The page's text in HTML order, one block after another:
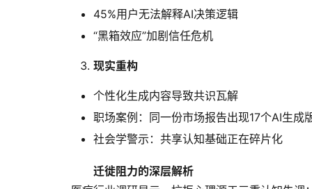
45%用户无法解释AI决策逻辑
“黑箱效应”加剧信任危机
现实重构
个性化生成内容导致共识瓦解
职场案例：同一份市场报告出现17个AI生成
社会学警示：共享认知基础正在碎片化
迁徙阻力的深层解析